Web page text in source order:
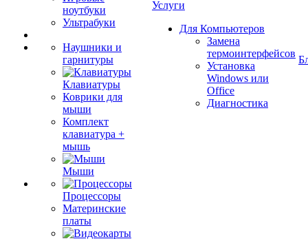
ноутбуки
Ультрабуки
Наушники и
гарнитуры
Клавиатуры
Коврики для
мыши
Комплект
клавиатура +
мышь
Мыши
Процессоры
Материнские
платы
Услуги
Для Компьютеров
Замена
термоинтерфейсов
Установка
Windows или
Office
Диагностика